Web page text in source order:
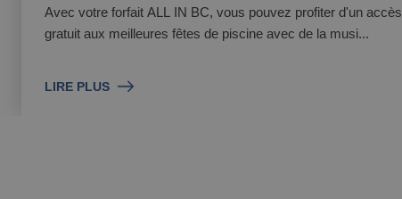
Avec votre forfait ALL IN BC, vous pouvez profiter d'un accès
gratuit aux meilleures fêtes de piscine avec de la musi...
LIRE PLUS